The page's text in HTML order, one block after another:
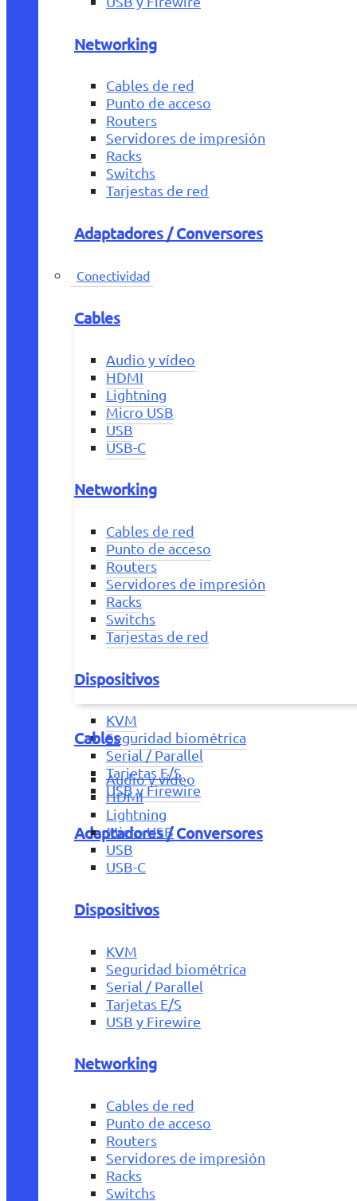
Networking
Cables de red
Punto de acceso
Routers
Servidores de impresión
Racks
Switchs
Tarjestas de red
Adaptadores / Conversores
Conectividad
Cables
Audio y vídeo
HDMI
Lightning
Micro USB
USB
USB-C
Networking
Cables de red
Punto de acceso
Routers
Servidores de impresión
Racks
Switchs
Tarjestas de red
Dispositivos
KVM
Seguridad biométrica
Serial / Parallel
Tarjetas E/S
USB y Firewire
Adaptadores / Conversores
Cables
Audio y vídeo
HDMI
Lightning
Micro USB
USB
USB-C
Dispositivos
KVM
Seguridad biométrica
Serial / Parallel
Tarjetas E/S
USB y Firewire
Networking
Cables de red
Punto de acceso
Routers
Servidores de impresión
Racks
Switchs